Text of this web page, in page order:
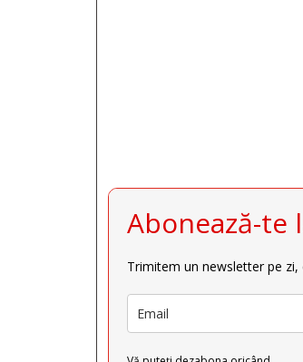
Abonează-te
Trimitem un newsletter pe